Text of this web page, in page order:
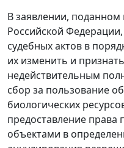
В заявлении,
Российской
судебных актов в
их изменить и
недействительным
сбор за пользование
биологических
предоставление права
объектами в